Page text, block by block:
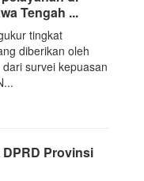
Tengah ...
tingkat
diberikan oleh
survei kepuasan
Provinsi